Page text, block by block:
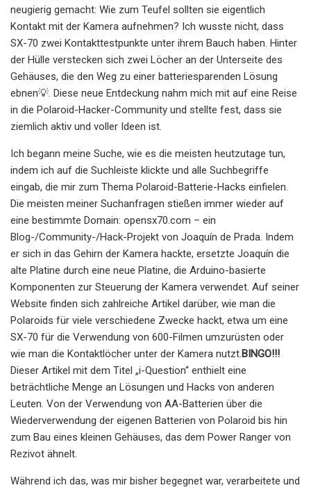
neugierig gemacht: Wie zum Teufel sollten sie eigentlich
Kontakt mit der Kamera aufnehmen? Ich wusste nicht, dass
SX-70 zwei Kontakttestpunkte unter ihrem Bauch haben. Hinter
der Hülle verstecken sich zwei Löcher an der Unterseite des
Gehäuses, die den Weg zu einer batteriesparenden Lösung
ebnen💡. Diese neue Entdeckung nahm mich mit auf eine Reise
in die Polaroid-Hacker-Community und stellte fest, dass sie
ziemlich aktiv und voller Ideen ist.
Ich begann meine Suche, wie es die meisten heutzutage tun,
indem ich auf die Suchleiste klickte und alle Suchbegriffe
eingab, die mir zum Thema Polaroid-Batterie-Hacks einfielen.
Die meisten meiner Suchanfragen stießen immer wieder auf
eine bestimmte Domain: opensx70.com – ein
Blog-/Community-/Hack-Projekt von Joaquín de Prada. Indem
er sich in das Gehirn der Kamera hackte, ersetzte Joaquín die
alte Platine durch eine neue Platine, die Arduino-basierte
Komponenten zur Steuerung der Kamera verwendet. Auf seiner
Website finden sich zahlreiche Artikel darüber, wie man die
Polaroids für viele verschiedene Zwecke hackt, etwa um eine
SX-70 für die Verwendung von 600-Filmen umzurüsten oder
wie man die Kontaktlöcher unter der Kamera nutzt.BINGO!!!
Dieser Artikel mit dem Titel „i-Question“ enthielt eine
beträchtliche Menge an Lösungen und Hacks von anderen
Leuten. Von der Verwendung von AA-Batterien über die
Wiederverwendung der eigenen Batterien von Polaroid bis hin
zum Bau eines kleinen Gehäuses, das dem Power Ranger von
Rezivot ähnelt.
Während ich das, was mir bisher begegnet war, verarbeitete und